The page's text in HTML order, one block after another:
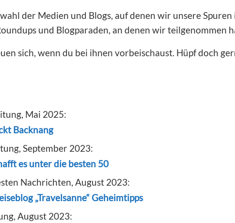
der Medien und Blogs, auf denen wir unsere
und Blogparaden, an denen wir teilgenommen
sich, wenn du bei ihnen vorbeischaust. Hüpf doch
Mai 2025:
Backnang
September 2023:
es unter die besten 50
Nachrichten, August 2023:
„Travelsanne“ Geheimtipps
August 2023: